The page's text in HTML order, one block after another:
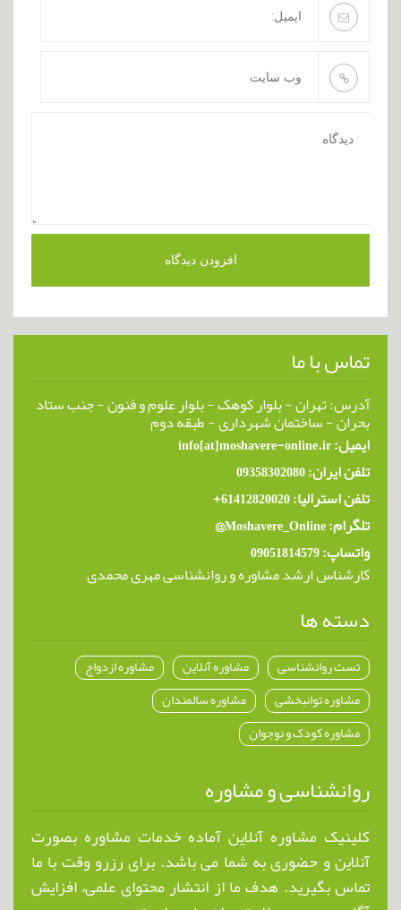
تماس با ما
آدرس: تهران - بلوار کوهک - بلوار علوم و فنون - جنب ستاد
بحران - ساختمان شهرداری - طبقه دوم
ایمیل: info[at]moshavere-online.ir
تلفن ایران: 09358302080
تلفن استرالیا: 61412820020+
تلگرام: Moshavere_Online@
واتساپ: 09051814579
کارشناس ارشد مشاوره و روانشناسی مهری محمدی
دسته ها
تست روانشناسی مشاوره آنلاین
مشاوره ازدواج
مشاوره توانبخشی
مشاوره سالمندان
مشاوره کودک و نوجوان
روانشناسی و مشاوره
کلینیک مشاوره آنلاین آماده خدمات مشاوره بصورت
آنلاین و حضوری به شما می باشد. برای رزرو وقت با ما
تماس بگیرید. هدف ما از انتشار محتوای علمی، افزایش